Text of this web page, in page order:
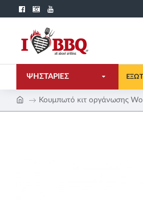
ΨΗΣΤΑΡΙΕΣ
Κουμπωτό κιτ οργάνωσης